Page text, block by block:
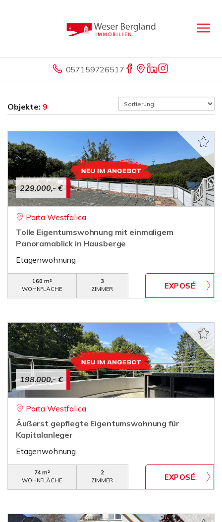
057159726517
Objekte: 9
229.000,- €
Porta Westfalica
Tolle Eigentumswohnung mit einmaligem
Panoramablick in Hausberge
Etagenwohnung
160 m²
WOHNFLÄCHE
3
ZIMMER
198.000,- €
Porta Westfalica
Äußerst gepflegte Eigentumswohnung für
Kapitalanleger
Etagenwohnung
74 m²
WOHNFLÄCHE
2
ZIMMER